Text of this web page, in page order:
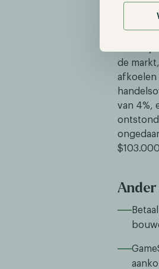
Bitcoin
ruzie
de
afkoelen
van 4%,
ontstond